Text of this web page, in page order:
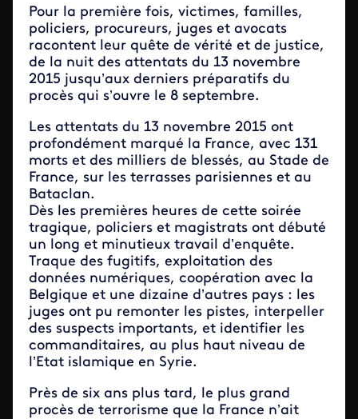
Pour la première fois, victimes, familles,
policiers, procureurs, juges et avocats
racontent leur quête de vérité et de justice,
de la nuit des attentats du 13 novembre
2015 jusqu’aux derniers préparatifs du
procès qui s’ouvre le 8 septembre.
Les attentats du 13 novembre 2015 ont
profondément marqué la France, avec 131
morts et des milliers de blessés, au Stade de
France, sur les terrasses parisiennes et au
Bataclan.
Dès les premières heures de cette soirée
tragique, policiers et magistrats ont débuté
un long et minutieux travail d’enquête.
Traque des fugitifs, exploitation des
données numériques, coopération avec la
Belgique et une dizaine d’autres pays : les
juges ont pu remonter les pistes, interpeller
des suspects importants, et identifier les
commanditaires, au plus haut niveau de
l’Etat islamique en Syrie.
Près de six ans plus tard, le plus grand
procès de terrorisme que la France n’ait